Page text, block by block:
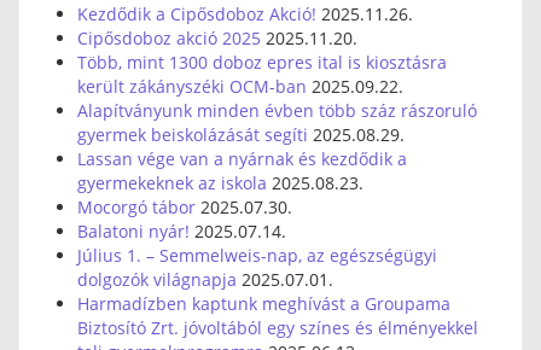
Kezdődik a Cipősdoboz Akció! 2025.11.26.
Cipősdoboz akció 2025 2025.11.20.
Több, mint 1300 doboz epres ital is kiosztásra
került zákányszéki OCM-ban 2025.09.22.
Alapítványunk minden évben több száz rászoruló
gyermek beiskolázását segíti 2025.08.29.
Lassan vége van a nyárnak és kezdődik a
gyermekeknek az iskola 2025.08.23.
Mocorgó tábor 2025.07.30.
Balatoni nyár! 2025.07.14.
Július 1. – Semmelweis-nap, az egészségügyi
dolgozók világnapja 2025.07.01.
Harmadízben kaptunk meghívást a Groupama
Biztosító Zrt. jóvoltából egy színes és élményekkel